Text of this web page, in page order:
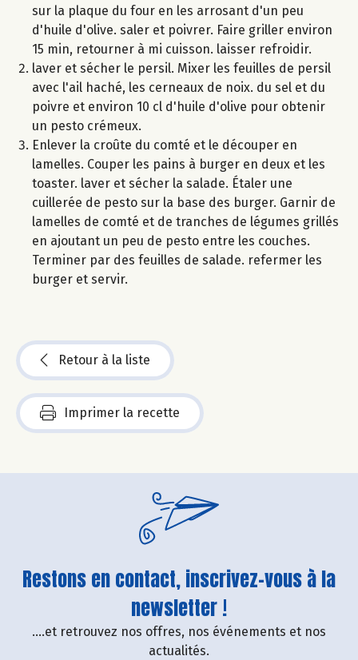
sur la plaque du four en les arrosant d'un peu
d'huile d'olive. saler et poivrer. Faire griller environ
15 min, retourner à mi cuisson. laisser refroidir.
laver et sécher le persil. Mixer les feuilles de persil
avec l'ail haché, les cerneaux de noix. du sel et du
poivre et environ 10 cl d'huile d'olive pour obtenir
un pesto crémeux.
Enlever la croûte du comté et le découper en
lamelles. Couper les pains à burger en deux et les
toaster. laver et sécher la salade. Étaler une
cuillerée de pesto sur la base des burger. Garnir de
lamelles de comté et de tranches de légumes grillés
en ajoutant un peu de pesto entre les couches.
Terminer par des feuilles de salade. refermer les
burger et servir.
Retour à la liste
Imprimer la recette
Restons en contact, inscrivez-vous à la
newsletter !
....et retrouvez nos offres, nos événements et nos
actualités.